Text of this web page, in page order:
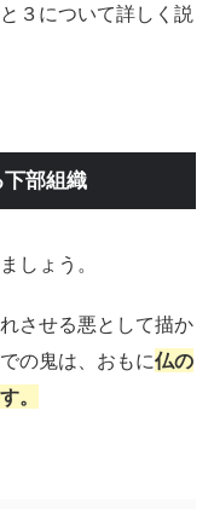
３について詳しく説
下部組織
しょう。
させる悪として描か
の鬼は、おもに仏の
。